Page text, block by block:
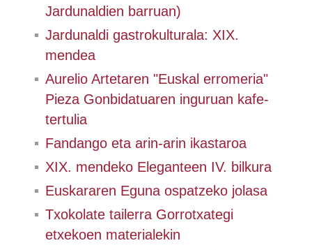
Jardunaldien barruan)
Jardunaldi gastrokulturala: XIX.
mendea
Aurelio Artetaren "Euskal erromeria"
Pieza Gonbidatuaren inguruan kafe-
tertulia
Fandango eta arin-arin ikastaroa
XIX. mendeko Eleganteen IV. bilkura
Euskararen Eguna ospatzeko jolasa
Txokolate tailerra Gorrotxategi
etxekoen materialekin